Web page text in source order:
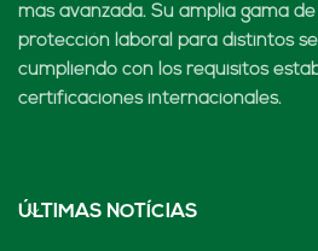
más avanzada. Su amplia gama
protección laboral para distintos
cumpliendo con los requisitos
certificaciones internacionales.
ÚLTIMAS NOTÍCIAS